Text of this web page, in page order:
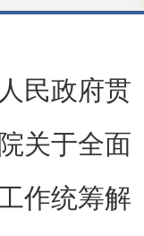
民政府贯
关于全面
作统筹解